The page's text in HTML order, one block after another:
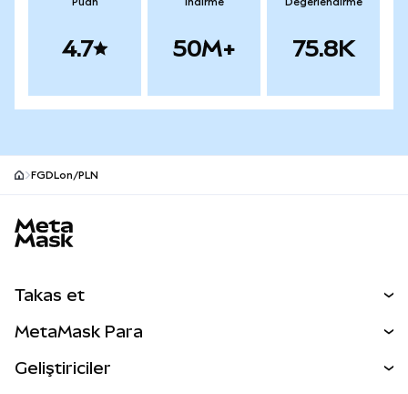
4.7 50M+ 75.8K
FGDLon/PLN
Takas et
Perps
MetaMask Para
Geliştiriciler